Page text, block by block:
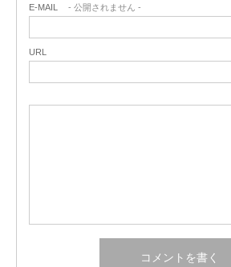
E-MAIL - 公開されません -
URL